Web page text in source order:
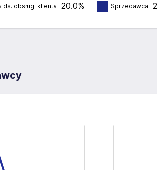
ds. obsługi klienta 20.0% Sprzedawca